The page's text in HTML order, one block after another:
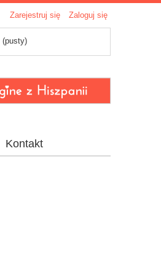
Zarejestruj się Zaloguj się
(pusty)
Kontakt